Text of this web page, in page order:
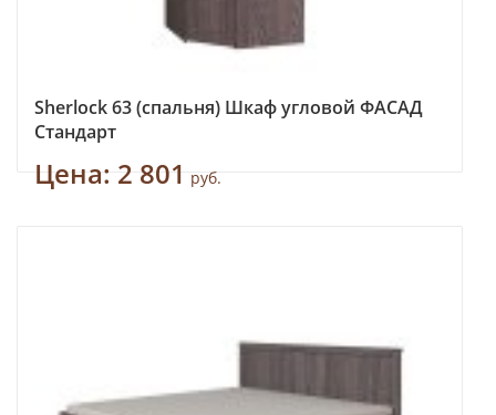
Sherlock 63 (спальня) Шкаф угловой ФАСАД
Стандарт
Цена: 2 801 руб.